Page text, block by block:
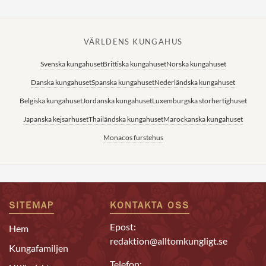
VÄRLDENS KUNGAHUS
Svenska kungahusetBrittiska kungahusetNorska kungahuset
Danska kungahusetSpanska kungahusetNederländska kungahuset
Belgiska kungahusetJordanska kungahusetLuxemburgska storhertighuset
Japanska kejsarhusetThailändska kungahusetMarockanska kungahuset
Monacos furstehus
SITEMAP
Hem
Kungafamiljen
KONTAKTA OSS
Epost:
redaktion@alltomkungligt.se